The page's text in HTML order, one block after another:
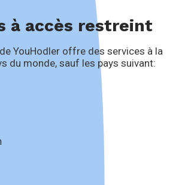
à accès restreint
YouHodler offre des services à la
du monde, sauf les pays suivant: